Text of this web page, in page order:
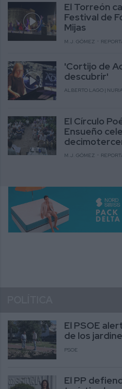
El Torreón
Festival de
Mijas
M.J. GÓMEZ
'Cortijo de
descubrir'
ALBERTO LAGO |
El Círculo
Ensueño
M.J. GÓMEZ
El PSOE
de los
PSOE
El PP